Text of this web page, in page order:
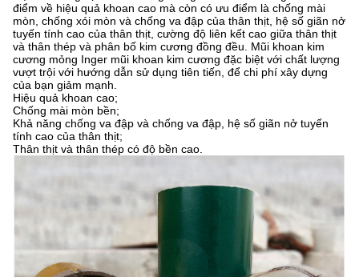
điểm về hiệu quả khoan cao mà còn có ưu điểm là chống mài
mòn, chống xói mòn và chống va đập của thân thịt, hệ số giãn nở
tuyến tính cao của thân thịt, cường độ liên kết cao giữa thân thịt
và thân thép và phân bố kim cương đồng đều.
Mũi khoan kim
cương mỏng Inger mũi khoan kim cương đặc biệt với chất lượng
vượt trội với hướng dẫn sử dụng tiên tiến, để chi phí xây dựng
của bạn giảm mạnh.
Hiệu quả khoan cao;
Chống mài mòn bền;
Khả năng chống va đập và chống va đập, hệ số giãn nở tuyến
tính cao của thân thịt;
Thân thịt và thân thép có độ bền cao.